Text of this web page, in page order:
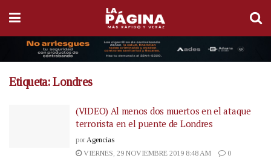
Etiqueta:Londres
(VIDEO) Al menos dos muertos en el ataque
terrorista en el puente de Londres
por Agencias
VIERNES, 29 NOVIEMBRE 2019 8:48 AM
0